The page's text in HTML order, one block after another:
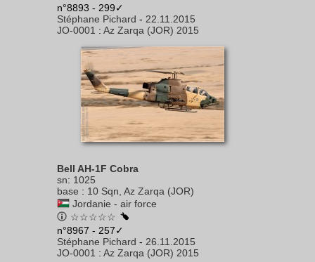
n°8893 - 299✓
Stéphane Pichard - 22.11.2015
JO-0001 : Az Zarqa (JOR) 2015
Bell AH-1F Cobra
sn: 1025
base : 10 Sqn, Az Zarqa (JOR)
Jordanie - air force
☆☆☆☆☆
n°8967 - 257✓
Stéphane Pichard - 26.11.2015
JO-0001 : Az Zarqa (JOR) 2015